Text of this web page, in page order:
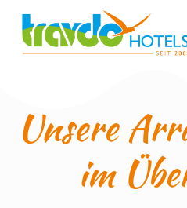
Unsere
im